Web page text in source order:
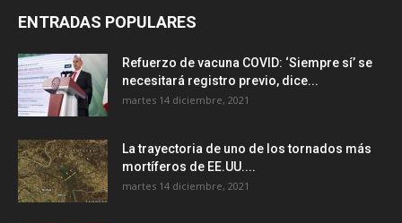
ENTRADAS POPULARES
Refuerzo de vacuna COVID: ‘Siempre sí’ se
necesitará registro previo, dice...
martes 14 diciembre, 2021
La trayectoria de uno de los tornados más
mortíferos de EE.UU....
martes 14 diciembre, 2021